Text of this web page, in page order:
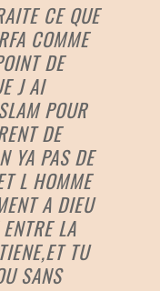
CE QUE
COMME
DE
J AI
POUR
DE
YA PAS DE
L HOMME
A DIEU
LA
TU
SANS